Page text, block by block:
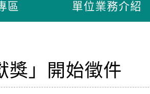
區 單位業務介紹
獎」開始徵件